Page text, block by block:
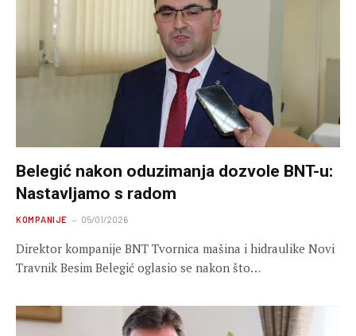
Belegić nakon oduzimanja dozvole BNT-u:
Nastavljamo s radom
KOMPANIJE 05/01/2026
Direktor kompanije BNT Tvornica mašina i hidraulike Novi
Travnik Besim Belegić oglasio se nakon što…